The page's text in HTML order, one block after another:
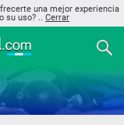
una mejor experiencia
su uso? .. Cerrar